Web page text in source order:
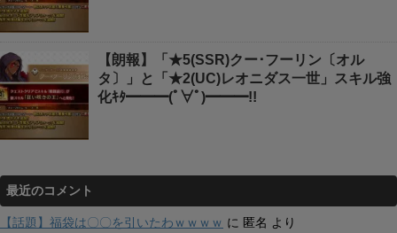
【朗報】「★5(SSR)クー･フーリン〔オル
タ〕」と「★2(UC)レオニダス一世」スキル強
化ｷﾀ━━━(ﾟ∀ﾟ)━━━!!
最近のコメント
【話題】福袋は〇〇を引いたわｗｗｗｗ に 匿名 より